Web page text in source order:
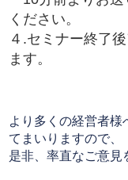
ください。
４.セミナー終了
ます。
より多くの経営者様
てまいりますので、
是非、率直なご意見